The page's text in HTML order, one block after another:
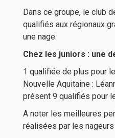
Dans ce groupe, le club
qualifiés aux régionaux
une nage.
Chez les juniors : une
1 qualifiée de plus pour
Nouvelle Aquitaine :
présent 9 qualifiés pour
A noter les meilleures
réalisées par les